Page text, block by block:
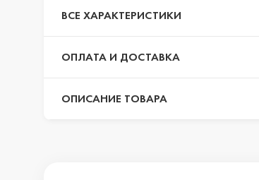
iPhone 13
ВСЕ ХАРАКТЕРИСТИКИ
ОПЛАТА И ДОСТАВКА
ОПИСАНИЕ ТОВАРА